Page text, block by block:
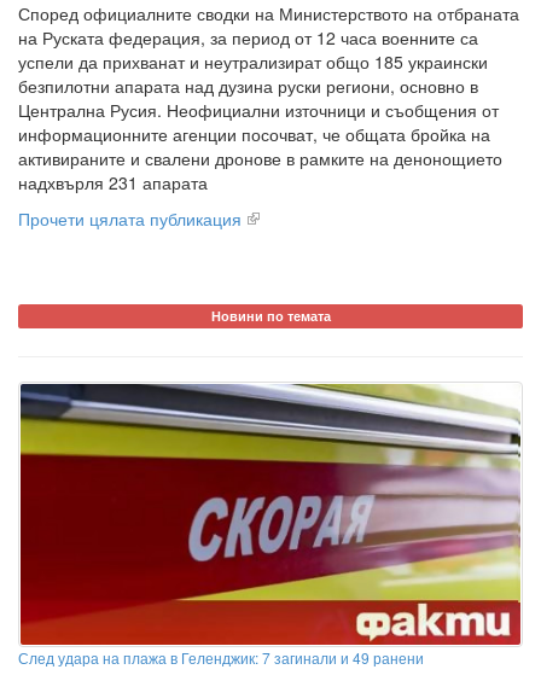
Според официалните сводки на Министерството на отбраната
на Руската федерация, за период от 12 часа военните са
успели да прихванат и неутрализират общо 185 украински
безпилотни апарата над дузина руски региони, основно в
Централна Русия. Неофициални източници и съобщения от
информационните агенции посочват, че общата бройка на
активираните и свалени дронове в рамките на денонощието
надхвърля 231 апарата
Прочети цялата публикация
Новини по темата
След удара на плажа в Геленджик: 7 загинали и 49 ранени